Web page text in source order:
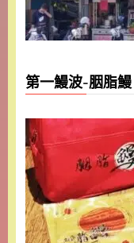
第一鰻波-胭脂鰻